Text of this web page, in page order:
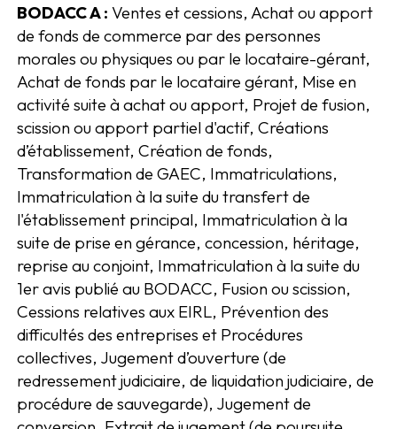
BODACC A : Ventes et cessions, Achat ou apport
de fonds de commerce par des personnes
morales ou physiques ou par le locataire-gérant,
Achat de fonds par le locataire gérant, Mise en
activité suite à achat ou apport, Projet de fusion,
scission ou apport partiel d'actif, Créations
d’établissement, Création de fonds,
Transformation de GAEC, Immatriculations,
Immatriculation à la suite du transfert de
l'établissement principal, Immatriculation à la
suite de prise en gérance, concession, héritage,
reprise au conjoint, Immatriculation à la suite du
1er avis publié au BODACC, Fusion ou scission,
Cessions relatives aux EIRL, Prévention des
difficultés des entreprises et Procédures
collectives, Jugement d’ouverture (de
redressement judiciaire, de liquidation judiciaire, de
procédure de sauvegarde), Jugement de